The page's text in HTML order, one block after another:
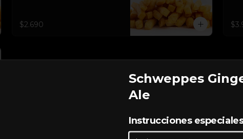
$2.690
Schweppes
Ale
Instrucciones